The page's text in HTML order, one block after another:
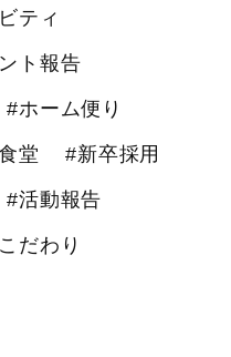
ティ
ト報告
#ホーム便り
堂 #新卒採用
#活動報告
だわり